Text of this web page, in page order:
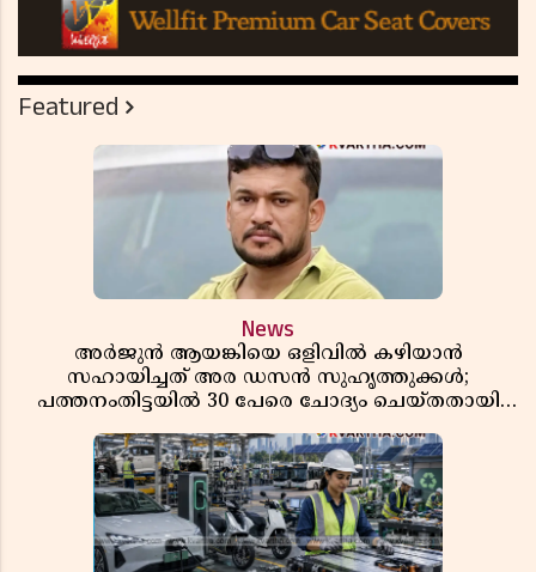
Featured
News
അർജുൻ ആയങ്കിയെ ഒളിവിൽ കഴിയാൻ
സഹായിച്ചത് അര ഡസൻ സുഹൃത്തുക്കൾ;
പത്തനംതിട്ടയിൽ 30 പേരെ ചോദ്യം ചെയ്തതായി